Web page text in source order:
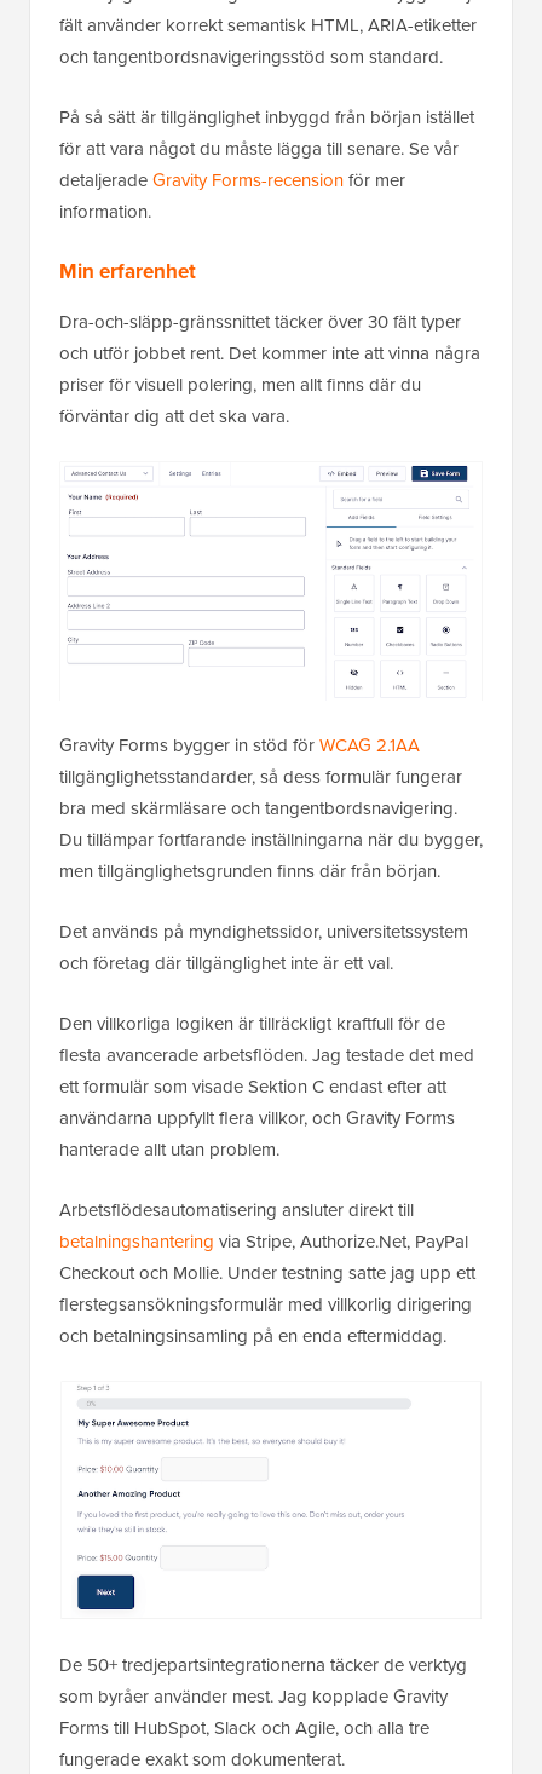
fält använder korrekt semantisk HTML, ARIA-etiketter
och tangentbordsnavigeringsstöd som standard.
På så sätt är tillgänglighet inbyggd från början istället
för att vara något du måste lägga till senare. Se vår
detaljeradeGravity Forms-recensionför mer
information.
Min erfarenhet
Dra-och-släpp-gränssnittet täcker över 30 fält typer
och utför jobbet rent. Det kommer inte att vinna några
priser för visuell polering, men allt finns där du
förväntar dig att det ska vara.
Gravity Forms bygger in stöd förWCAG 2.1AA
tillgänglighetsstandarder, så dess formulär fungerar
bra med skärmläsare och tangentbordsnavigering.
Du tillämpar fortfarande inställningarna när du bygger,
men tillgänglighetsgrunden finns där från början.
Det används på myndighetssidor, universitetssystem
och företag där tillgänglighet inte är ett val.
Den villkorliga logiken är tillräckligt kraftfull för de
flesta avancerade arbetsflöden. Jag testade det med
ett formulär som visade Sektion C endast efter att
användarna uppfyllt flera villkor, och Gravity Forms
hanterade allt utan problem.
Arbetsflödesautomatisering ansluter direkt till
betalningshantering via Stripe, Authorize.Net, PayPal
Checkout och Mollie. Under testning satte jag upp ett
flerstegsansökningsformulär med villkorlig dirigering
och betalningsinsamling på en enda eftermiddag.
De 50+ tredjepartsintegrationerna täcker de verktyg
som byråer använder mest. Jag kopplade Gravity
Forms till HubSpot, Slack och Agile, och alla tre
fungerade exakt som dokumenterat.